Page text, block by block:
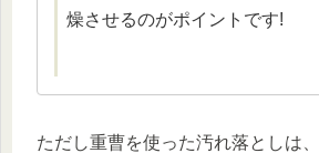
燥させるのがポイントです!
ただし重曹を使った汚れ落としは